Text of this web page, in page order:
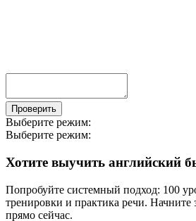
Проверить
Выберите режим:
Выберите режим:
Хотите выучить английский
Попробуйте системный подход: 100
тренировки и практика речи. Начните
прямо сейчас.